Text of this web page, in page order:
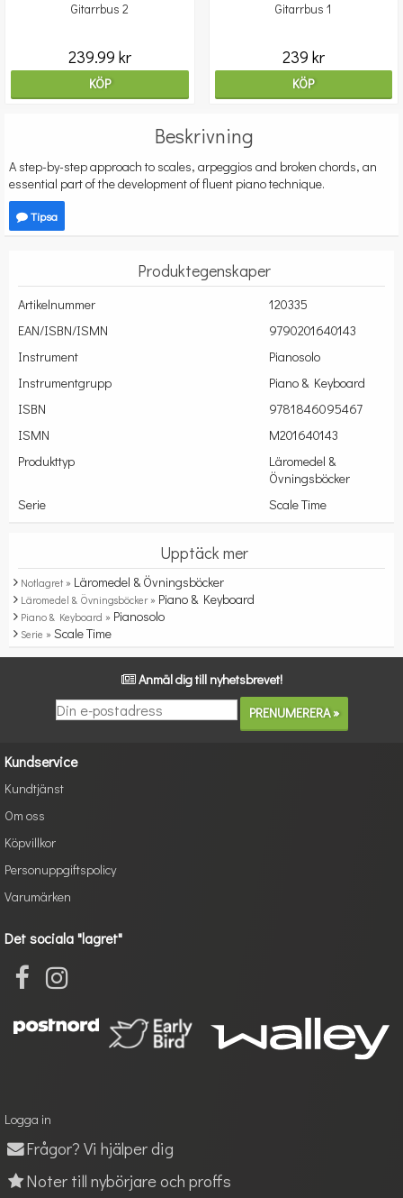
Gitarrbus 2
239.99 kr
KÖP
Gitarrbus 1
239 kr
KÖP
Beskrivning
A step-by-step approach to scales, arpeggios and broken chords, an
essential part of the development of fluent piano technique.
Tipsa
Produktegenskaper
Artikelnummer
120335
EAN/ISBN/ISMN
9790201640143
Instrument
Pianosolo
Instrumentgrupp
Piano & Keyboard
ISBN
9781846095467
ISMN
M201640143
Produkttyp
Läromedel &
Övningsböcker
Serie
Scale Time
Upptäck mer
Notlagret » Läromedel & Övningsböcker
Läromedel & Övningsböcker » Piano & Keyboard
Piano & Keyboard » Pianosolo
Serie » Scale Time
Anmäl dig till nyhetsbrevet!
Kundservice
Kundtjänst
Om oss
Köpvillkor
Personuppgiftspolicy
Varumärken
Det sociala "lagret"
Logga in
Frågor? Vi hjälper dig
Noter till nybörjare och proffs